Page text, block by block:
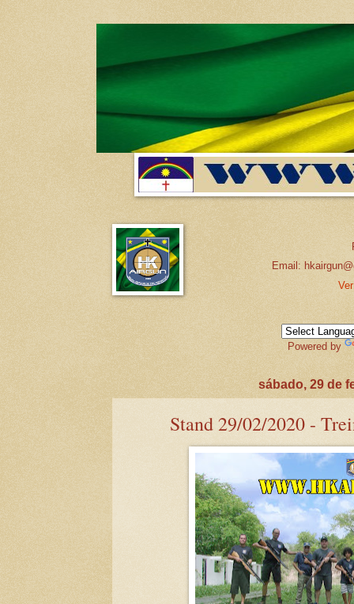
Email:
Powered by
sábado, 29 de
Stand 29/02/2020 -